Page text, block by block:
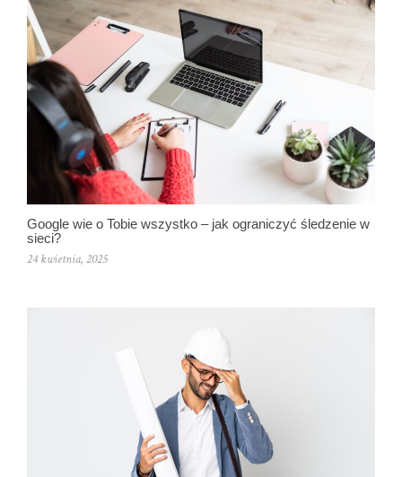
Google wie o Tobie wszystko – jak ograniczyć śledzenie w
sieci?
24 kwietnia, 2025